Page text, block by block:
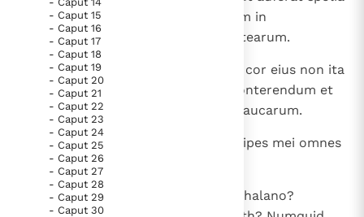
Paus Leo XIV in Pavia: "De stad is zowel een gave als
een taak"
Paus in Pavia: St. Augustinus toont ons de noodzaak om
"naar het innerlijk" toe te keren.
RK Documenten stelt heel veel belangrijke
kerkelijke documenten van de Rooms
Katholieke Kerk in het Nederlands beschikbaar
en is volledig afhankelijk van donaties.
Ik help mee!
- Caput 15
- Caput 16
- Caput 17
- Caput 18
- Caput 19
- Caput 20
- Caput 21
- Caput 22
- Caput 23
- Caput 24
- Caput 25
- Caput 26
- Caput 27
- Caput 28
- Caput 29
- Caput 30
et diripiat praedam et ponat illum in
conculcationem quasi lutum platearum.
Ipse autem non sic arbitratur, et cor eius non ita
existimat; sed in corde suo ad conterendum et
ad internecionem gentium non paucarum.
Dicet enim: " Numquid non principes mei omnes
reges sunt?
Numquid non ut Charcamis sic Chalano?